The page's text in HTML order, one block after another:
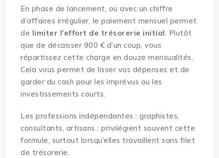
En phase de lancement, ou avec un chiffre
d’affaires irrégulier, le paiement mensuel permet
de limiter l’effort de trésorerie initial. Plutôt
que de décaisser 900 € d’un coup, vous
répartissez cette charge en douze mensualités.
Cela vous permet de lisser vos dépenses et de
garder du cash pour les imprévus ou les
investissements courts.
Les professions indépendantes : graphistes,
consultants, artisans : privilégient souvent cette
formule, surtout lorsqu’elles travaillent sans filet
de trésorerie.